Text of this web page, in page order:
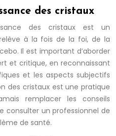
des cristaux
des cristaux est un
à la fois de la foi, de la
Il est important d’aborder
et critique, en reconnaissant
et les aspects subjectifs
des cristaux est une pratique
remplacer les conseils
consulter un professionnel de
de santé.